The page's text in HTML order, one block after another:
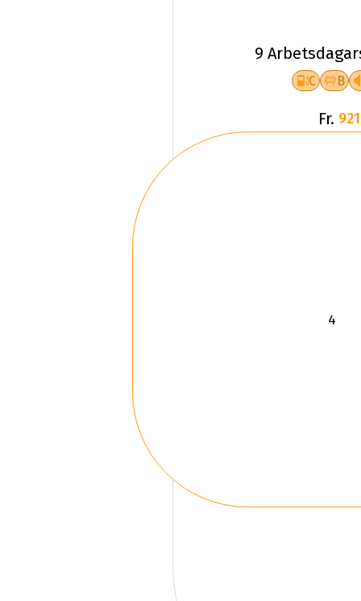
9
C B
Fr.